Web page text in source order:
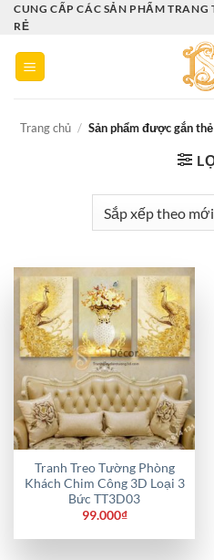
Bỏ
qua
nội
dung
CUNG CẤP CÁC SẢN PHẨM
RẺ
Trang chủ / Sản phẩm được gắn
Tranh Treo Tường Phòng
Khách Chim Công 3D Loại 3
Bức TT3D03
99.000₫